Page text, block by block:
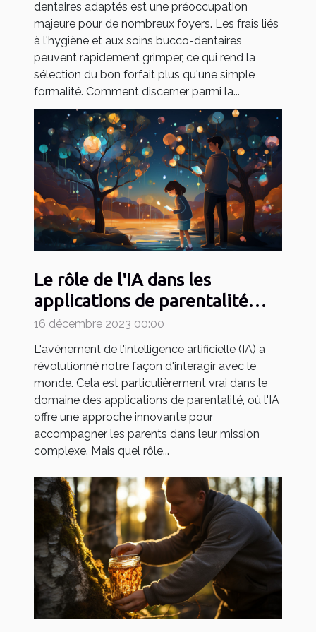
dentaires adaptés est une préoccupation
majeure pour de nombreux foyers. Les frais liés
à l'hygiène et aux soins bucco-dentaires
peuvent rapidement grimper, ce qui rend la
sélection du bon forfait plus qu'une simple
formalité. Comment discerner parmi la...
Le rôle de l'IA dans les
applications de parentalité
comme May
16 décembre 2023 00:00
L'avènement de l'intelligence artificielle (IA) a
révolutionné notre façon d'interagir avec le
monde. Cela est particulièrement vrai dans le
domaine des applications de parentalité, où l'IA
offre une approche innovante pour
accompagner les parents dans leur mission
complexe. Mais quel rôle...